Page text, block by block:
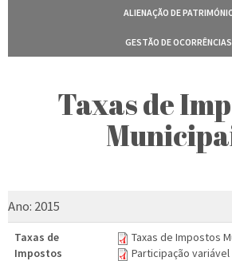
ALIENAÇÃO DE
GESTÃO DE OCORRÊNCIAS
Taxas de
Ano: 2015
Taxas de
Impostos
Taxas de Impostos
Participação variável